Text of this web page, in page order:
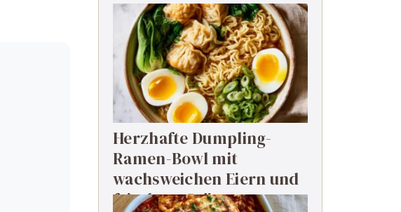
Herzhafte Dumpling-
Ramen-Bowl mit
wachsweichen Eiern und
frischem Grün